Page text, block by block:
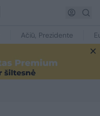
Ačiū, Prezidente